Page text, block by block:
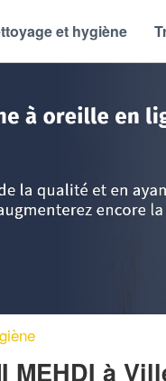
et hygiène
MEHDI à